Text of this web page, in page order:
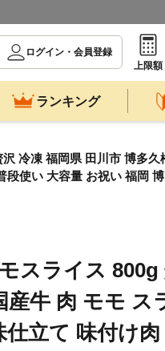
ログイン・会員登録
上限額
ランキング
冷凍 福岡県 田川市 博多久
段使い 大容量 お祝い 福岡
スライス 800g
産牛 肉 モモ ス
立て 味付け肉